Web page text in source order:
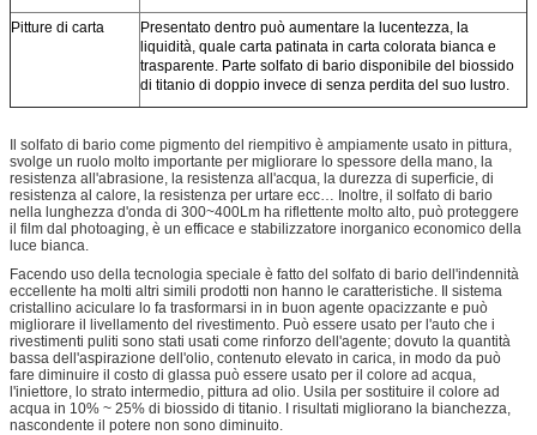
Pitture di carta
Presentato dentro può aumentare la lucentezza, la
liquidità, quale carta patinata in carta colorata bianca e
trasparente. Parte solfato di bario disponibile del biossido
di titanio di doppio invece di senza perdita del suo lustro.
Il solfato di bario come pigmento del riempitivo è ampiamente usato in pittura,
svolge un ruolo molto importante per migliorare lo spessore della mano, la
resistenza all'abrasione, la resistenza all'acqua, la durezza di superficie, di
resistenza al calore, la resistenza per urtare ecc… Inoltre, il solfato di bario
nella lunghezza d'onda di 300~400Lm ha riflettente molto alto, può proteggere
il film dal photoaging, è un efficace e stabilizzatore inorganico economico della
luce bianca.
Facendo uso della tecnologia speciale è fatto del solfato di bario dell'indennità
eccellente ha molti altri simili prodotti non hanno le caratteristiche. Il sistema
cristallino aciculare lo fa trasformarsi in in buon agente opacizzante e può
migliorare il livellamento del rivestimento. Può essere usato per l'auto che i
rivestimenti puliti sono stati usati come rinforzo dell'agente; dovuto la quantità
bassa dell'aspirazione dell'olio, contenuto elevato in carica, in modo da può
fare diminuire il costo di glassa può essere usato per il colore ad acqua,
l'iniettore, lo strato intermedio, pittura ad olio. Usila per sostituire il colore ad
acqua in 10% ~ 25% di biossido di titanio. I risultati migliorano la bianchezza,
nascondente il potere non sono diminuito.